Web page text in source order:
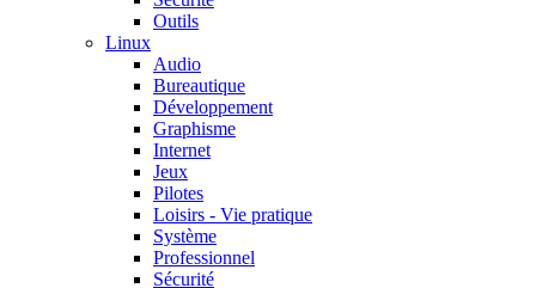
Outils
Linux
Audio
Bureautique
Développement
Graphisme
Internet
Jeux
Pilotes
Loisirs - Vie pratique
Système
Professionnel
Sécurité